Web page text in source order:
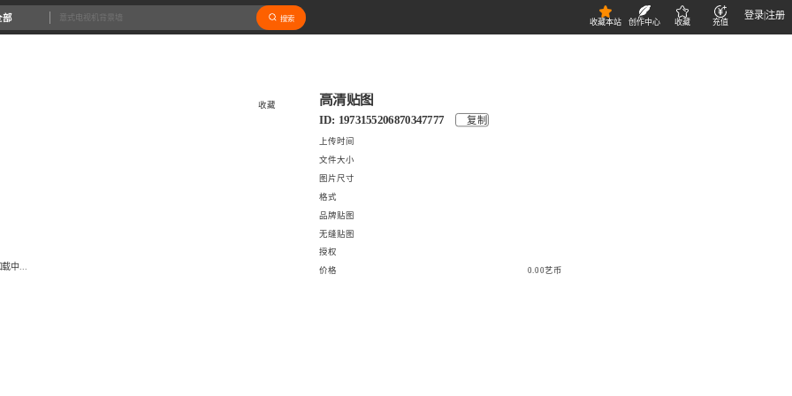
部 搜索 收藏本站 创作中心 收藏 充值
登录|注册
载中...
收藏 高清贴图
ID: 1973155206870347777 复制
上传时间
文件大小
图片尺寸
格式
品牌贴图
无缝贴图
授权
价格 0.00艺币